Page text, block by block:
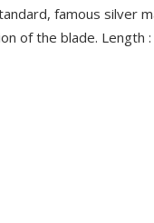
famous silver
of the blade. Length